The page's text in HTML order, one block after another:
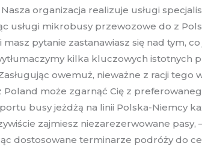
organizacja realizuje usługi
mikrobusy przewozowe do z
pytanie zastanawiasz się nad tym,
kilka kluczowych istotnych
owemuż, nieważne z racji tego
może zgarnąć Cię z
busy jeżdżą na linii Polska-Niemcy
zajmiesz niezarezerwowane
dostosowane terminarze podróży do